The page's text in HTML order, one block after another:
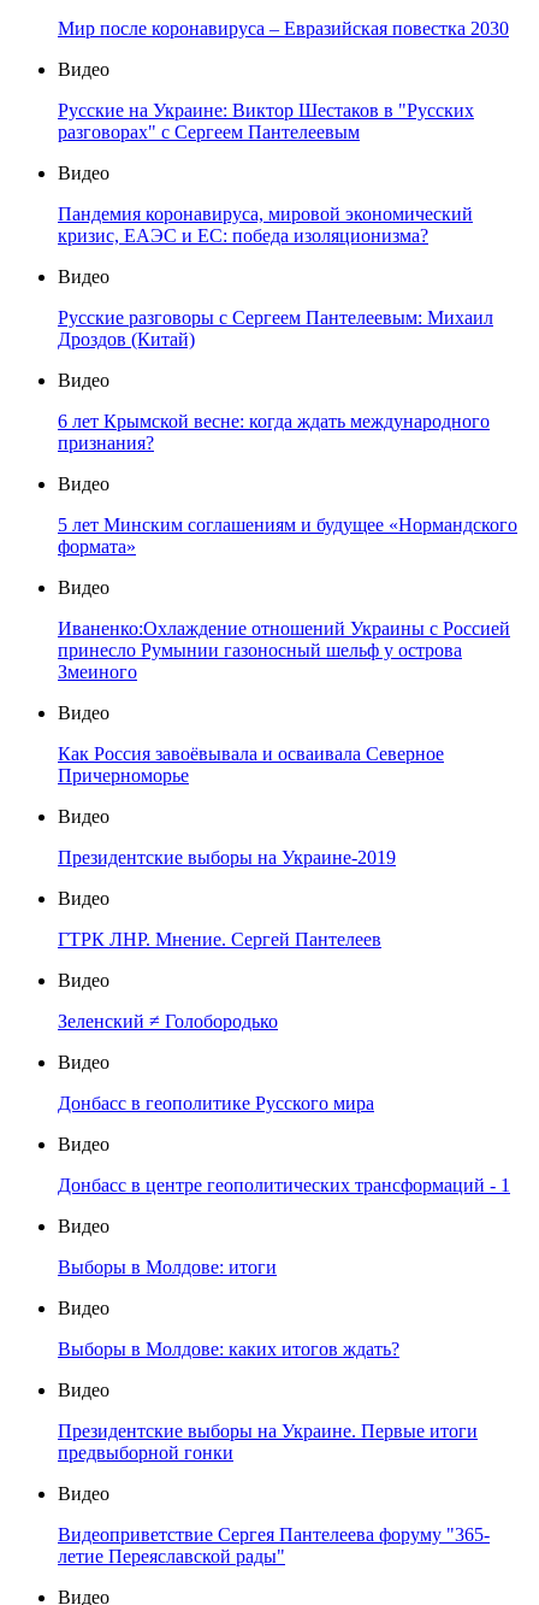
Мир после коронавируса – Евразийская повестка 2030
Видео
Русские на Украине: Виктор Шестаков в "Русских
разговорах" с Сергеем Пантелеевым
Видео
Пандемия коронавируса, мировой экономический
кризис, ЕАЭС и ЕС: победа изоляционизма?
Видео
Русские разговоры с Сергеем Пантелеевым: Михаил
Дроздов (Китай)
Видео
6 лет Крымской весне: когда ждать международного
признания?
Видео
5 лет Минским соглашениям и будущее «Нормандского
формата»
Видео
Иваненко:Охлаждение отношений Украины с Россией
принесло Румынии газоносный шельф у острова
Змеиного
Видео
Как Россия завоёвывала и осваивала Северное
Причерноморье
Видео
Президентские выборы на Украине-2019
Видео
ГТРК ЛНР. Мнение. Сергей Пантелеев
Видео
Зеленский ≠ Голобородько
Видео
Донбасс в геополитике Русского мира
Видео
Донбасс в центре геополитических трансформаций - 1
Видео
Выборы в Молдове: итоги
Видео
Выборы в Молдове: каких итогов ждать?
Видео
Президентские выборы на Украине. Первые итоги
предвыборной гонки
Видео
Видеоприветствие Сергея Пантелеева форуму "365-
летие Переяславской рады"
Видео